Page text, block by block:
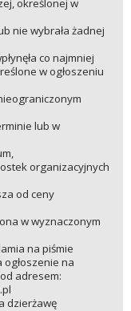
określonej w
nie wybrała żadnej
co najmniej
w ogłoszeniu
lub w
organizacyjnych
od ceny
w wyznaczonym
na piśmie
na
adresem:
dzierżawę